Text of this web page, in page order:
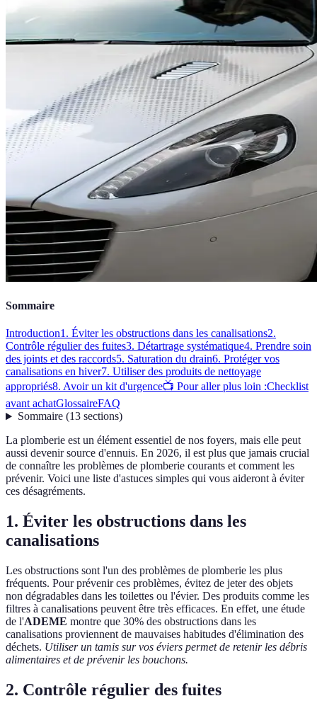
Sommaire
Introduction1. Éviter les obstructions dans les canalisations2.
Contrôle régulier des fuites3. Détartrage systématique4. Prendre soin
des joints et des raccords5. Saturation du drain6. Protéger vos
canalisations en hiver7. Utiliser des produits de nettoyage
appropriés8. Avoir un kit d'urgence📺 Pour aller plus loin :Checklist
avant achatGlossaireFAQ
Sommaire(13 sections)
La plomberie est un élément essentiel de nos foyers, mais elle peut
aussi devenir source d'ennuis. En 2026, il est plus que jamais crucial
de connaître les problèmes de plomberie courants et comment les
prévenir. Voici une liste d'astuces simples qui vous aideront à éviter
ces désagréments.
1. Éviter les obstructions dans les
canalisations
Les obstructions sont l'un des problèmes de plomberie les plus
fréquents. Pour prévenir ces problèmes, évitez de jeter des objets
non dégradables dans les toilettes ou l'évier. Des produits comme les
filtres à canalisations peuvent être très efficaces. En effet, une étude
de l'ADEME montre que 30% des obstructions dans les
canalisations proviennent de mauvaises habitudes d'élimination des
déchets. Utiliser un tamis sur vos éviers permet de retenir les débris
alimentaires et de prévenir les bouchons.
2. Contrôle régulier des fuites